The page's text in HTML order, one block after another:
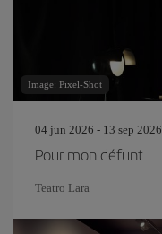
Image: Pixel-Shot
04 jun 2026 - 13 sep 2026
Pour mon défunt
Teatro Lara